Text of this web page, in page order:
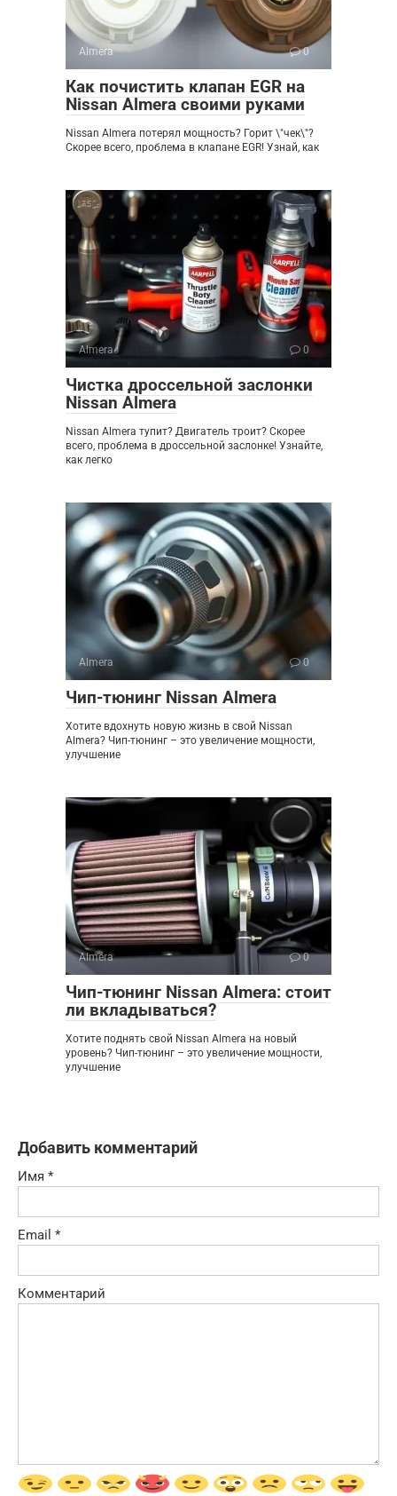
Almera 0
Как почистить клапан EGR на
Nissan Almera своими руками
Nissan Almera потерял мощность? Горит \"чек\"?
Скорее всего, проблема в клапане EGR! Узнай, как
Almera 0
Чистка дроссельной заслонки
Nissan Almera
Nissan Almera тупит? Двигатель троит? Скорее
всего, проблема в дроссельной заслонке! Узнайте,
как легко
Almera 0
Чип-тюнинг Nissan Almera
Хотите вдохнуть новую жизнь в свой Nissan
Almera? Чип-тюнинг – это увеличение мощности,
улучшение
Almera 0
Чип-тюнинг Nissan Almera: стоит
ли вкладываться?
Хотите поднять свой Nissan Almera на новый
уровень? Чип-тюнинг – это увеличение мощности,
улучшение
Добавить комментарий
Имя *
Email *
Комментарий